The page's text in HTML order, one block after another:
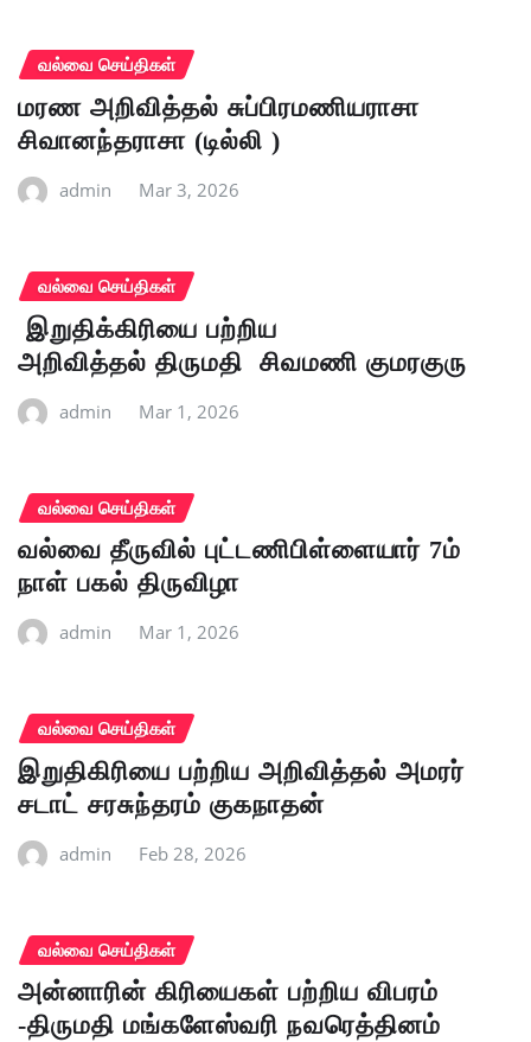
வல்வை செய்திகள்
மரண அறிவித்தல் சுப்பிரமணியராசா
சிவானந்தராசா (டில்லி )
admin Mar 3, 2026
வல்வை செய்திகள்
இறுதிக்கிரியை பற்றிய
அறிவித்தல் திருமதி சிவமணி குமரகுரு
admin Mar 1, 2026
வல்வை செய்திகள்
வல்வை தீருவில் புட்டணிபிள்ளையார் 7ம்
நாள் பகல் திருவிழா
admin Mar 1, 2026
வல்வை செய்திகள்
இறுதிகிரியை பற்றிய அறிவித்தல் அமரர்
சடாட் சரசுந்தரம் குகநாதன்
admin Feb 28, 2026
வல்வை செய்திகள்
அன்னாரின் கிரியைகள் பற்றிய விபரம்
-திருமதி மங்களேஸ்வரி நவரெத்தினம்